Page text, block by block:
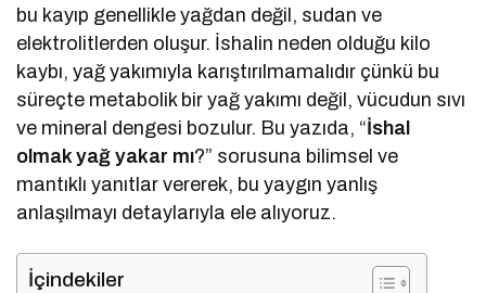
bu kayıp genellikle yağdan değil, sudan ve
elektrolitlerden oluşur. İshalin neden olduğu kilo
kaybı, yağ yakımıyla karıştırılmamalıdır çünkü bu
süreçte metabolik bir yağ yakımı değil, vücudun sıvı
ve mineral dengesi bozulur. Bu yazıda, “İshal
olmak yağ yakar mı?” sorusuna bilimsel ve
mantıklı yanıtlar vererek, bu yaygın yanlış
anlaşılmayı detaylarıyla ele alıyoruz.
İçindekiler